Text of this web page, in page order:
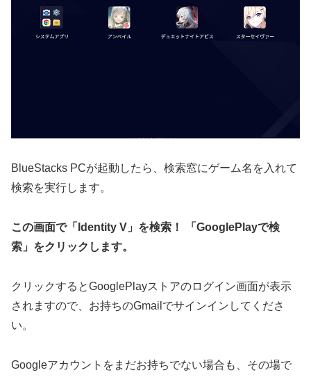
BlueStacks PCが起動したら、検索窓にゲーム名を入れて
検索を実行します。
この画面で「Identity V」を検索！ 「GooglePlayで検
索」をクリックします。
クリックするとGooglePlayストアのログイン画面が表示
されますので、お持ちのGmailでサインインしてくださ
い。
Googleアカウントをまだお持ちでない場合も、その場で